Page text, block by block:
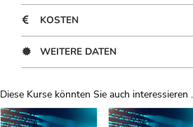
KOSTEN
WEITERE DATEN
Diese Kurse könnten Sie auch interessieren
Uber Weiterbildungsvorschläge